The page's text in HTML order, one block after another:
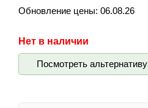
Обновление цены: 06.08.26
Нет в наличии
Посмотреть альтернативу